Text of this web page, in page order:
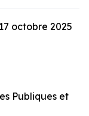
octobre 2025
Publiques et